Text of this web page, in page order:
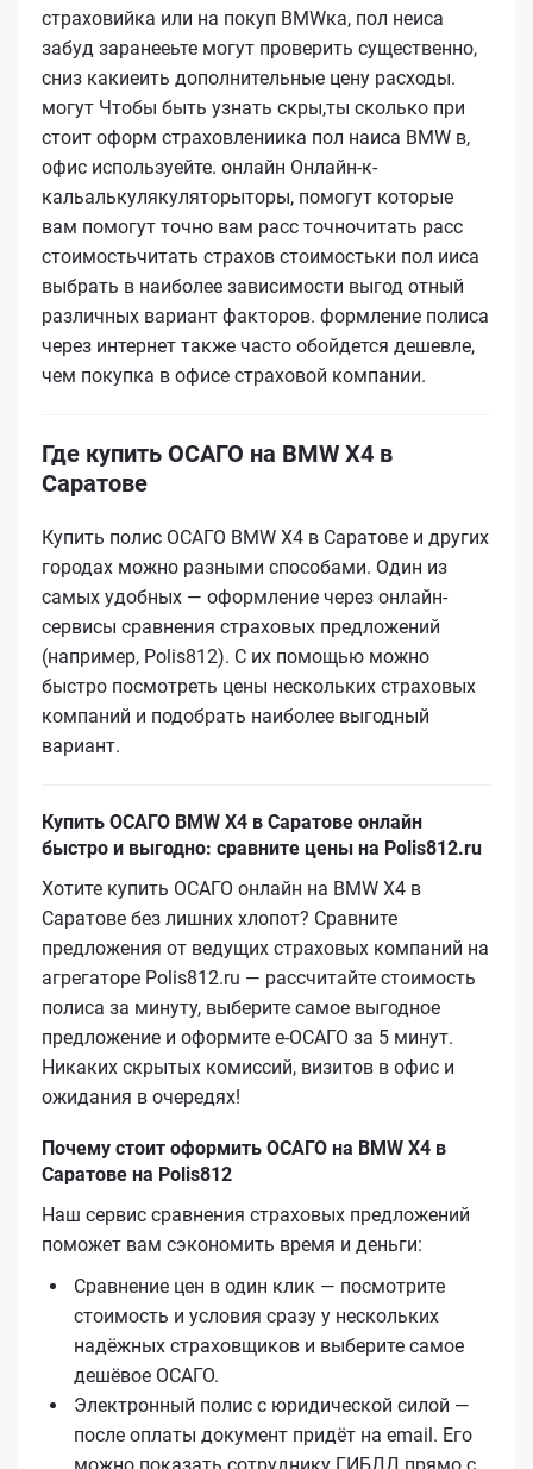
страховийка или на покуп BMWка, пол неиса
забуд заранееьте могут проверить существенно,
сниз какиеить дополнительные цену расходы.
могут Чтобы быть узнать скры,ты сколько при
стоит оформ страховлениика пол наиса BMW в,
офис используейте. онлайн Онлайн-к-
кальалькулякуляторыторы, помогут которые
вам помогут точно вам расс точночитать расс
стоимостьчитать страхов стоимостьки пол ииса
выбрать в наиболее зависимости выгод отный
различных вариант факторов. формление полиса
через интернет также часто обойдется дешевле,
чем покупка в офисе страховой компании.
Где купить ОСАГО на BMW X4 в
Саратове
Купить полис ОСАГО BMW X4 в Саратове и других
городах можно разными способами. Один из
самых удобных — оформление через онлайн-
сервисы сравнения страховых предложений
(например, Polis812). С их помощью можно
быстро посмотреть цены нескольких страховых
компаний и подобрать наиболее выгодный
вариант.
Купить ОСАГО BMW X4 в Саратове онлайн
быстро и выгодно: сравните цены на Polis812.ru
Хотите купить ОСАГО онлайн на BMW X4 в
Саратове без лишних хлопот? Сравните
предложения от ведущих страховых компаний на
агрегаторе Polis812.ru — рассчитайте стоимость
полиса за минуту, выберите самое выгодное
предложение и оформите е‑ОСАГО за 5 минут.
Никаких скрытых комиссий, визитов в офис и
ожидания в очередях!
Почему стоит оформить ОСАГО на BMW X4 в
Саратове на Polis812
Наш сервис сравнения страховых предложений
поможет вам сэкономить время и деньги:
Сравнение цен в один клик — посмотрите
стоимость и условия сразу у нескольких
надёжных страховщиков и выберите самое
дешёвое ОСАГО.
Электронный полис с юридической силой —
после оплаты документ придёт на email. Его